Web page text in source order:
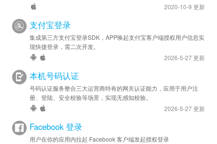
2020-10-9 更新
支付宝登录
集成第三方支付宝登录SDK，APP唤起支付宝客户端授权用户信息实
现快捷登录，需二次开发。
2026-5-27 更新
本机号码认证
号码认证服务整合三大运营商特有的网关认证能力，应用于用户注
册、登陆、安全校验等场景，实现无感知校验。
2026-5-27 更新
Facebook 登录
用户在你的应用内拉起 Facebook 客户端发起授权登录